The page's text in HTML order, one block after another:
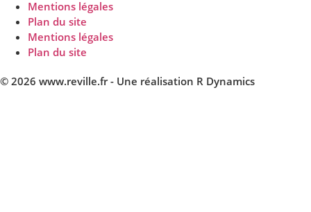
Mentions légales
Plan du site
Mentions légales
Plan du site
© 2026 www.reville.fr - Une réalisation R Dynamics